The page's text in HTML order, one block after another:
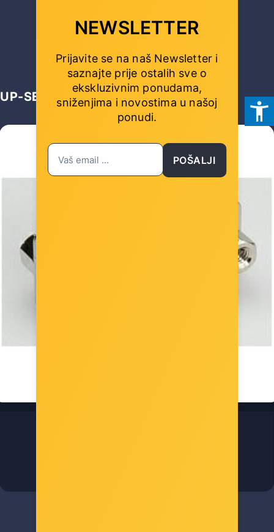
4,00 €
UP-SELL
NEWSLETTER
Prijavite se na naš Newsletter i
saznajte prije ostalih sve o
ekskluzivnim ponudama,
sniženjima i novostima u našoj
ponudi.
POŠALJI